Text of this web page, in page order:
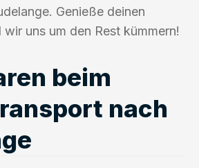
Genieße deinen
uns um den Rest kümmern!
beim
nach